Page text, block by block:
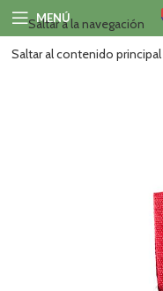
Saltar a la navegación
Saltar al contenido principal
MENÚ